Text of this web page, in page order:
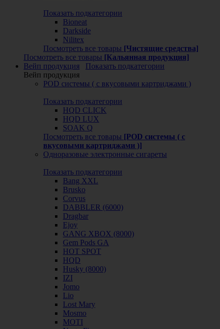
Показать подкатегории
Bioneat
Darkside
Nilitex
Посмотреть все товары [Чистящие средства]
Посмотреть все товары [Кальянная продукция]
Вейп продукция
Показать подкатегории
Вейп продукция
POD системы ( с вкусовыми картриджами )
Показать подкатегории
HQD CLICK
HQD LUX
SOAK Q
Посмотреть все товары [POD системы ( с
вкусовыми картриджами )]
Одноразовые электронные сигареты
Показать подкатегории
Bang XXL
Brusko
Corvus
DABBLER (6000)
Dragbar
Ejoy
GANG XBOX (8000)
Gem Pods GA
HOT SPOT
HQD
Husky (8000)
IZI
Jomo
Lio
Lost Mary
Mosmo
MOTI